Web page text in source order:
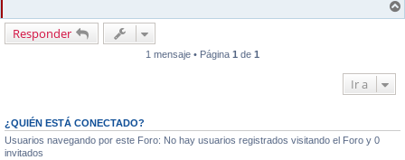
Responder
1 mensaje • Página 1 de 1
Ir a
¿QUIÉN ESTÁ CONECTADO?
Usuarios navegando por este Foro: No hay usuarios registrados visitando el Foro y 0
invitados